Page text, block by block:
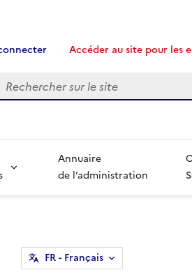
Accéder au site pour les
Annuaire
de l’administration
FR- Français